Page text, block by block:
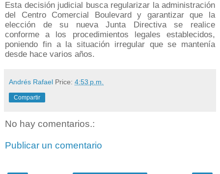
Esta decisión judicial busca regularizar la administración
del Centro Comercial Boulevard y garantizar que la
elección de su nueva Junta Directiva se realice
conforme a los procedimientos legales establecidos,
poniendo fin a la situación irregular que se mantenía
desde hace varios años.
Andrés Rafael Price: 4:53 p.m.
Compartir
No hay comentarios.:
Publicar un comentario